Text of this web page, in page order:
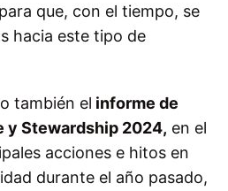
que, con el tiempo, se
hacia este tipo de
también el informe de
y Stewardship 2024, en el
acciones e hitos en
durante el año pasado,